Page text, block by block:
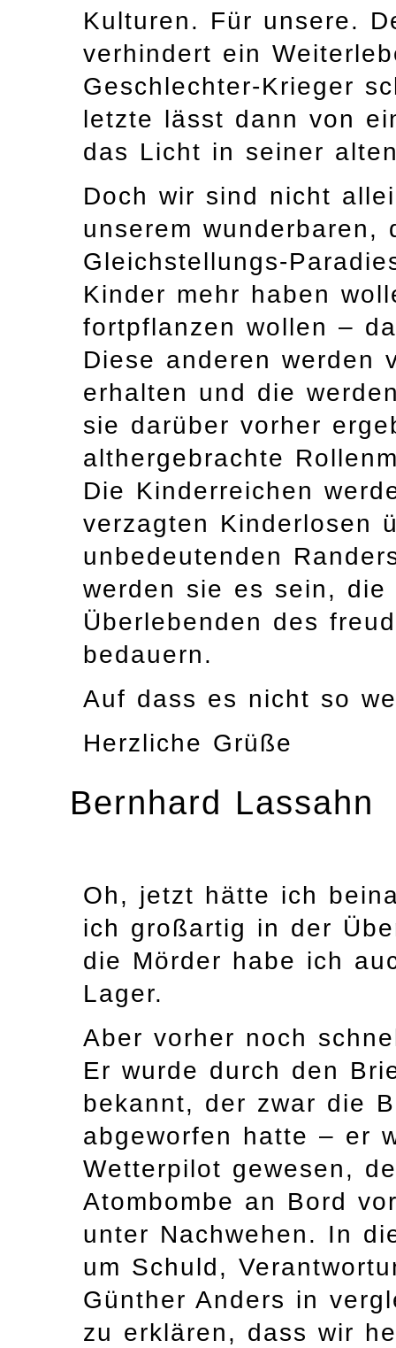
Kulturen. Für unsere.
verhindert ein
Geschlechter-Krieger
letzte lässt dann von
das Licht in seiner
Doch wir sind nicht
unserem wunderbaren,
Gleichstellungs-
Kinder mehr haben
fortpflanzen wollen –
Diese anderen werden
erhalten und die
sie darüber vorher
althergebrachte
Die Kinderreichen
verzagten Kinderlosen
unbedeutenden
werden sie es sein, die
Überlebenden des
bedauern.
Auf dass es nicht so
Herzliche Grüße
Bernhard Lassahn
Oh, jetzt hätte ich
ich großartig in der
die Mörder habe ich
Lager.
Aber vorher noch
Er wurde durch den
bekannt, der zwar die
abgeworfen hatte – er
Wetterpilot gewesen,
Atombombe an Bord
unter Nachwehen. In
um Schuld,
Günther Anders in
zu erklären, dass wir